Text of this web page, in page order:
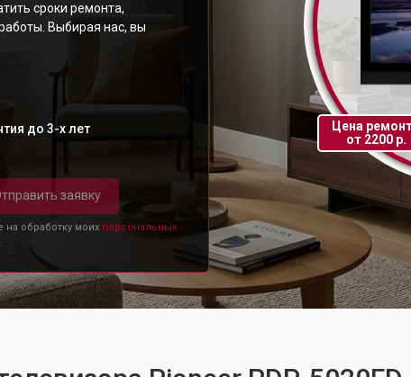
сроки ремонта,
Выбирая нас, вы
до 3-х лет
заявку
на обработку моих персональных
Цена
от 2200 р.